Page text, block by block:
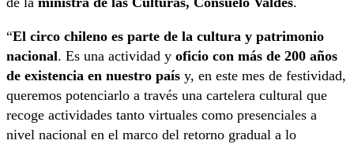
“El circo chileno es parte de la cultura y patrimonio
nacional. Es una actividad y oficio con más de 200 años
de existencia en nuestro país y, en este mes de festividad,
queremos potenciarlo a través una cartelera cultural que
recoge actividades tanto virtuales como presenciales a
nivel nacional en el marco del retorno gradual a lo